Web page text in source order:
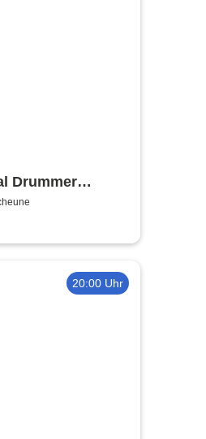
Drummer
|
20:00 Uhr